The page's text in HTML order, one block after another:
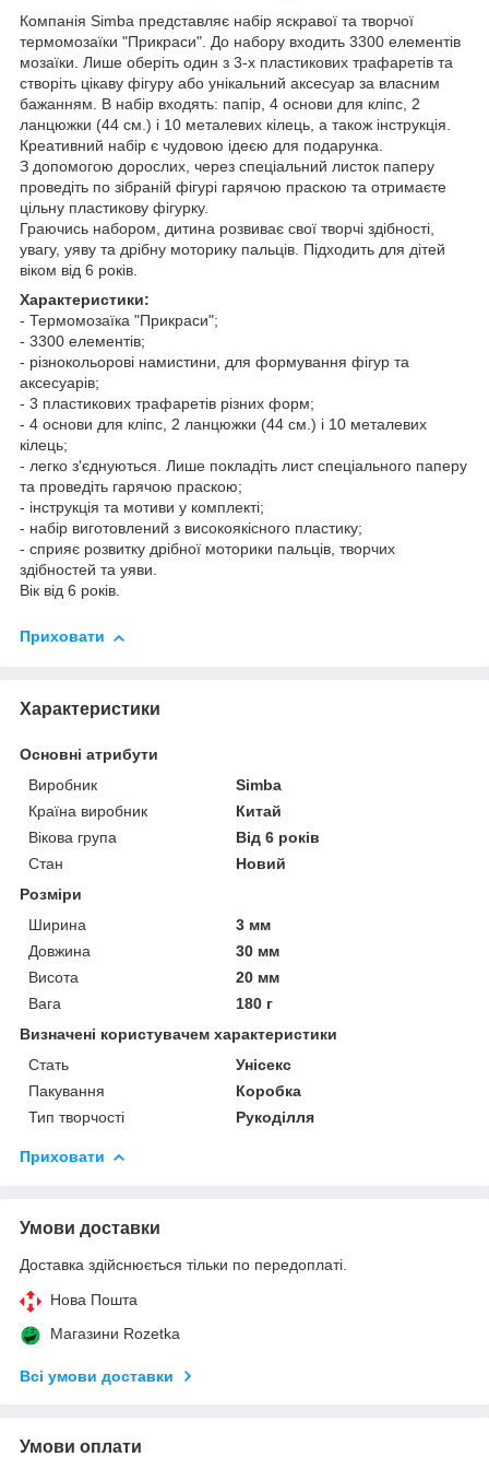
Компанія Simba представляє набір яскравої та творчої
термомозаїки "Прикраси". До набору входить 3300 елементів
мозаїки. Лише оберіть один з 3-х пластикових трафаретів та
створіть цікаву фігуру або унікальний аксесуар за власним
бажанням. В набір входять: папір, 4 основи для кліпс, 2
ланцюжки (44 см.) і 10 металевих кілець, а також інструкція.
Креативний набір є чудовою ідеєю для подарунка.
З допомогою дорослих, через спеціальний листок паперу
проведіть по зібраній фігурі гарячою праскою та отримаєте
цільну пластикову фігурку.
Граючись набором, дитина розвиває свої творчі здібності,
увагу, уяву та дрібну моторику пальців. Підходить для дітей
віком від 6 років.
Характеристики:
- Термомозаїка "Прикраси";
- 3300 елементів;
- різнокольорові намистини, для формування фігур та
аксесуарів;
- 3 пластикових трафаретів різних форм;
- 4 основи для кліпс, 2 ланцюжки (44 см.) і 10 металевих
кілець;
- легко з'єднуються. Лише покладіть лист спеціального паперу
та проведіть гарячою праскою;
- інструкція та мотиви у комплекті;
- набір виготовлений з високоякісного пластику;
- сприяє розвитку дрібної моторики пальців, творчих
здібностей та уяви.
Вік від 6 років.
Приховати
Характеристики
Основні атрибути
Виробник
Sіmba
Країна виробник
Китай
Вікова група
Від 6 років
Стан
Новий
Розміри
Ширина
3 мм
Довжина
30 мм
Висота
20 мм
Вага
180 г
Визначені користувачем характеристики
Стать
Унісекс
Пакування
Коробка
Тип творчості
Рукоділля
Приховати
Умови доставки
Доставка здійснюється тільки по передоплаті.
Нова Пошта
Магазини Rozetka
Всі умови доставки
Умови оплати